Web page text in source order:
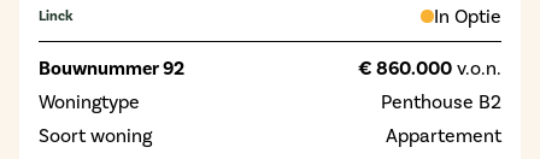
Linck In Optie
Bouwnummer 92 € 860.000 v.o.n.
Woningtype
Penthouse B2
Soort woning
Appartement